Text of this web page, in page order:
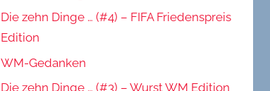
Die zehn Dinge … (#4) – FIFA Friedenspreis
Edition
WM-Gedanken
Die zehn Dinge … (#3) – Wurst WM Edition